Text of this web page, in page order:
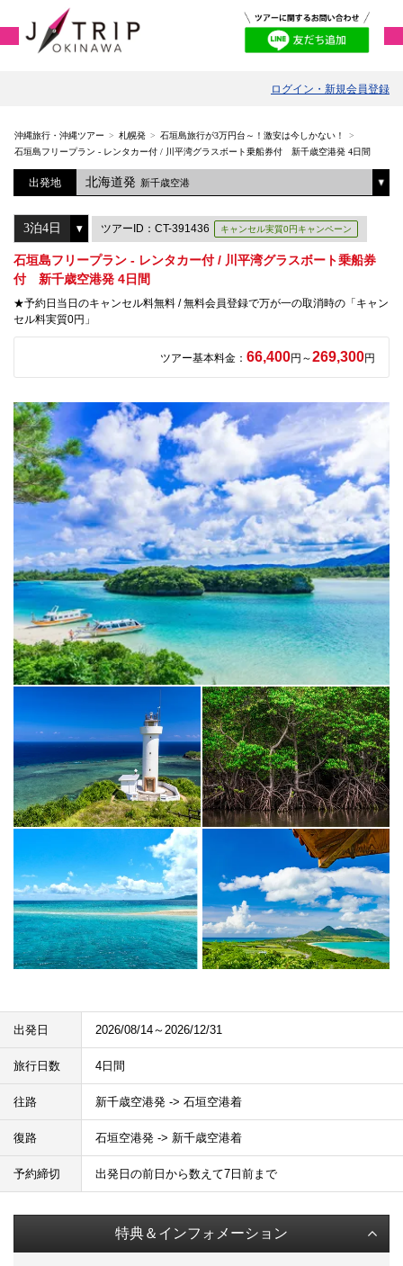
ログイン・新規会員登録
沖縄旅行・沖縄ツアー 札幌発
石垣島旅行が3万円台～！激安は今しかない！
石垣島フリープラン - レンタカー付 / 川平湾グラスボート乗船券付 新千歳空港発 4日間
出発地 北海道発 新千歳空港
ツアーID：CT-391436 キャンセル実質0円キャンペーン
石垣島フリープラン - レンタカー付 / 川平湾グラスボート乗船券
付 新千歳空港発 4日間
★予約日当日のキャンセル料無料 / 無料会員登録で万が一の取消時の「キャン
セル料実質0円」
ツアー基本料金： 66,400円～269,300円
出発日 2026/08/14～2026/12/31
旅行日数 4日間
往路 新千歳空港発 -> 石垣空港着
復路 石垣空港発 -> 新千歳空港着
予約締切 出発日の前日から数えて7日前まで
特典＆インフォメーション